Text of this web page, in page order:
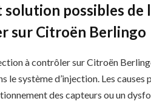
solution possibles de
sur Citroën Berlingo
à contrôler sur Citroën
le système d’injection. Les
des capteurs ou un